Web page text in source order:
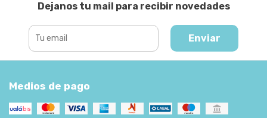
Dejanos tu mail para recibir novedades
Enviar
Medios de pago